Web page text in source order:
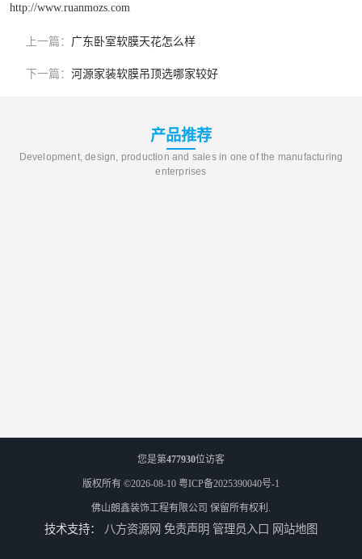
http://www.ruanmozs.com
上一篇： 广东卧室软膜天花怎么样
下一篇： 河源家装软膜吊顶选哪家较好
产品推荐
Development, design, production and sales in one of the manufacturing
enterprises
您是第477930位访客
版权所有 ©2026-08-10 粤ICP备2025390040号-1
佛山朗鑫装饰工程有限公司 保留所有权利.
技术支持： 八方资源网 免责声明 管理员入口 网站地图